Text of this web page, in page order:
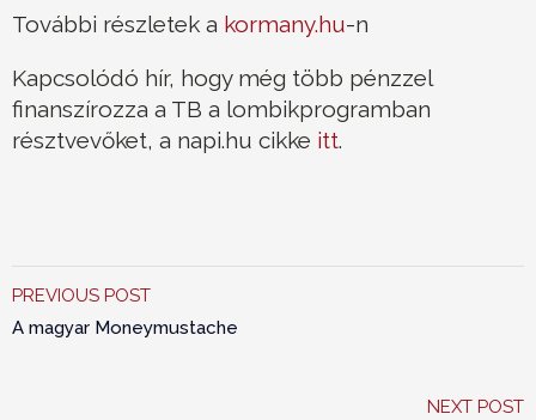
További részletek a kormany.hu-n
Kapcsolódó hír, hogy még több pénzzel
finanszírozza a TB a lombikprogramban
résztvevőket, a napi.hu cikke itt.
PREVIOUS POST
A magyar Moneymustache
NEXT POST